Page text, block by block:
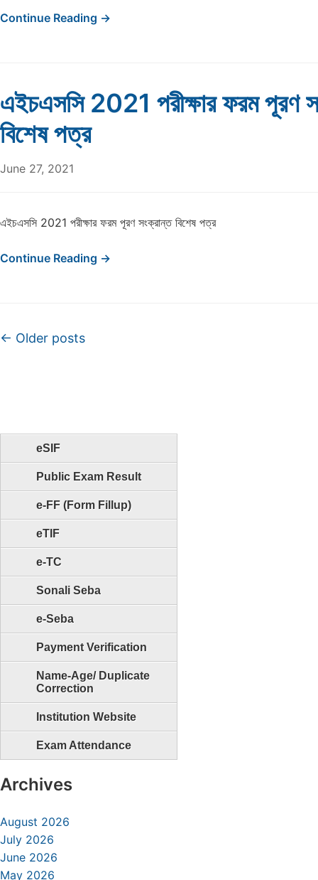
eSIF
Public Exam Result
e-FF (Form Fillup)
eTIF
e-TC
Sonali Seba
e-Seba
Payment Verification
Name-Age/ Duplicate
Correction
Institution Website
Exam Attendance
Continue Reading →
এইচএসসি 2021 পরীক্ষার ফরম পূরণ
বিশেষ পত্র
June 27, 2021
এইচএসসি 2021 পরীক্ষার ফরম পূরণ সংক্রান্ত বিশেষ পত্র
Continue Reading →
Post navigation
← Older posts
Archives
August 2026
July 2026
June 2026
May 2026